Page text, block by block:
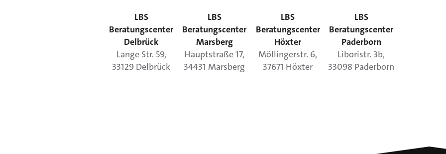
LBS
Beratungscenter
Delbrück
Lange Str. 59,
33129 Delbrück
LBS
Beratungscenter
Marsberg
Hauptstraße17,
34431 Marsberg
LBS
Beratungscenter
Höxter
Möllingerstr. 6,
37671 Höxter
LBS
Beratungscenter
Paderborn
Liboristr. 3b,
33098 Paderborn